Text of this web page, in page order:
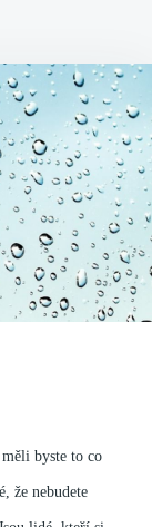
byste to co
že nebudete